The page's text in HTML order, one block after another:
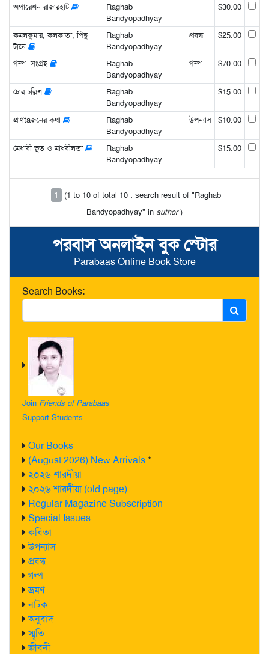
পরবাস অনলাইন বুক স্টোর
Parabaas Online Book Store
Search Books:
Join Friends of Parabaas
Support Students
Our Books
(August 2026) New Arrivals*
২০২৬ শারদীয়া
২০২৬ শারদীয়া (old page)
Regular Magazine Subscription
Special Issues
কবিতা
উপন্যাস
প্রবন্ধ
গল্প
ভ্রমণ
নাটক
অনুবাদ
স্মৃতি
জীবনী
অপারেশন রাজারহাট
Raghab
Bandyopadhyay
$30.00
কমলকুমার, কলকাতা, পিছু
টানে
Raghab
Bandyopadhyay
প্রবন্ধ $25.00
গল্প- সংগ্রহ
Raghab
Bandyopadhyay
গল্প $70.00
চোর চল্লিশ
Raghab
Bandyopadhyay
$15.00
প্রাণtaজনের কথা
Raghab
Bandyopadhyay
উপন্যাস $10.00
মেধাবী ভূত ও মাধবীলতা
Raghab
Bandyopadhyay
$15.00
1
(1 to 10 of total 10 : search result of "Raghab
Bandyopadhyay" in author)